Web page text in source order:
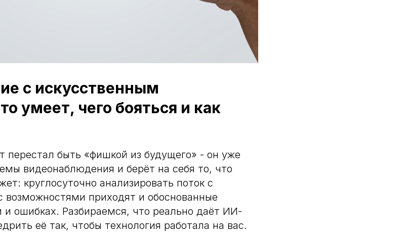
с искусственным
умеет, чего бояться и как
перестал быть «фишкой из будущего» - он уже
видеонаблюдения и берёт на себя то, что
круглосуточно анализировать поток с
возможностями приходят и обоснованные
и ошибках. Разбираемся, что реально даёт ИИ-
её так, чтобы технология работала на вас.